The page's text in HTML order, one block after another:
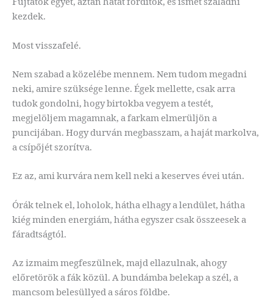
kezdek.
Most visszafelé.
Nem szabad a közelébe mennem. Nem tudom megadni
neki, amire szüksége lenne. Égek mellette, csak arra
tudok gondolni, hogy birtokba vegyem a testét,
megjelöljem magamnak, a farkam elmerüljön a
puncijában. Hogy durván megbasszam, a haját markolva,
a csípőjét szorítva.
Ez az, ami kurvára nem kell neki a keserves évei után.
Órák telnek el, loholok, hátha elhagy a lendület, hátha
kiég minden energiám, hátha egyszer csak összeesek a
fáradtságtól.
Az izmaim megfeszülnek, majd ellazulnak, ahogy
előretörök a fák közül. A bundámba belekap a szél, a
mancsom belesüllyed a sáros földbe.